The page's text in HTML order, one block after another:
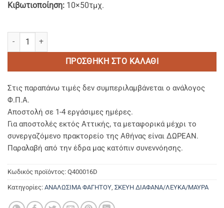
Κιβωτιοποίηση: 10×50τμχ.
PET Στρογγυλά Σκεύη Deli Pots 16oz. ποσότητα
ΠΡΟΣΘΉΚΗ ΣΤΟ ΚΑΛΆΘΙ
Στις παραπάνω τιμές δεν συμπεριλαμβάνεται ο ανάλογος
Φ.Π.Α.
Αποστολή σε 1-4 εργάσιμες ημέρες.
Για αποστολές εκτός Αττικής, τα μεταφορικά μέχρι το
συνεργαζόμενο πρακτορείο της Αθήνας είναι ΔΩΡΕΑΝ.
Παραλαβή από την έδρα μας κατόπιν συνεννόησης.
Κωδικός προϊόντος: Q400016D
Κατηγορίες: ΑΝΑΛΩΣΙΜΑ ΦΑΓΗΤΟΥ ΣΚΕΥΗ ΔΙΑΦΑΝΑ/ΛΕΥΚΑ/ΜΑΥΡΑ